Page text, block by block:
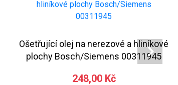
Ošetřující olej na nerezové a hliníkové
plochy Bosch/Siemens 00311945
248,00 Kč